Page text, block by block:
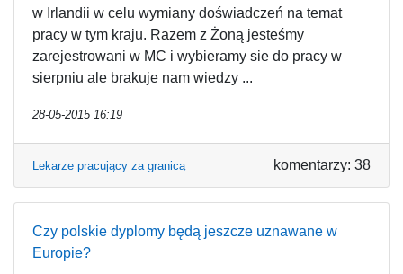
w Irlandii w celu wymiany doświadczeń na temat
pracy w tym kraju. Razem z Żoną jesteśmy
zarejestrowani w MC i wybieramy sie do pracy w
sierpniu ale brakuje nam wiedzy ...
28-05-2015 16:19
Lekarze pracujący za granicą komentarzy: 38
Czy polskie dyplomy będą jeszcze uznawane w
Europie?